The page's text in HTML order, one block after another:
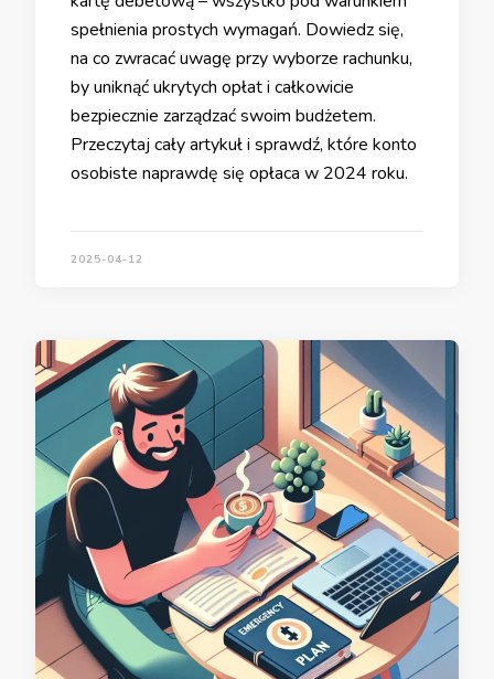
spełnienia prostych wymagań. Dowiedz się,
na co zwracać uwagę przy wyborze rachunku,
by uniknąć ukrytych opłat i całkowicie
bezpiecznie zarządzać swoim budżetem.
Przeczytaj cały artykuł i sprawdź, które konto
osobiste naprawdę się opłaca w 2024 roku.
2025-04-12